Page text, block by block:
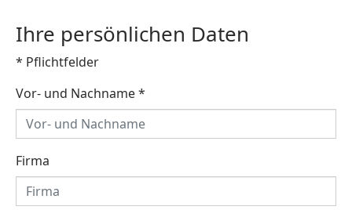
Ihre persönlichen Daten
* Pflichtfelder
Vor- und Nachname*
Firma